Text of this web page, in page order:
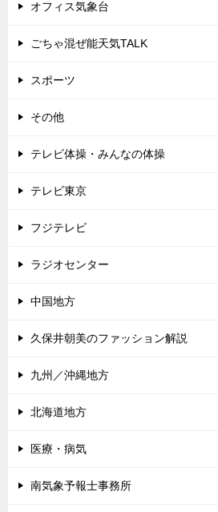
オフィス気象台
ごちゃ混ぜ能天気TALK
スポーツ
その他
テレビ体操・みんなの体操
テレビ東京
フジテレビ
ラジオセンター
中国地方
久保井朝美のファッション解説
九州／沖縄地方
北海道地方
医療・病気
南気象予報士事務所